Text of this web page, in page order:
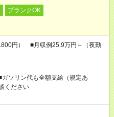
ブランクOK
円） ■月収例25.9万円～（夜勤
ソリン代も全額支給（規定あ
ください